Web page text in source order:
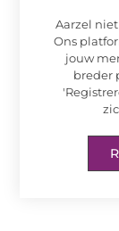
Aarzel
Ons
jouw
breder